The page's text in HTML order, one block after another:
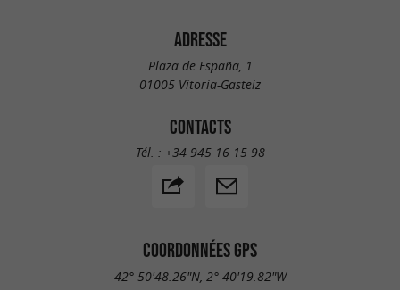
ADRESSE
Plaza de España, 1
01005 Vitoria-Gasteiz
CONTACTS
Tél. : +34 945 16 15 98
COORDONNÉES GPS
42° 50'48.26"N, 2° 40'19.82"W